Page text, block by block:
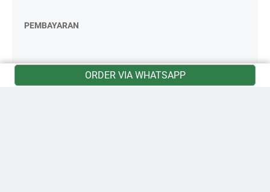
ORDER VIA WHATSAPP
PEMBAYARAN